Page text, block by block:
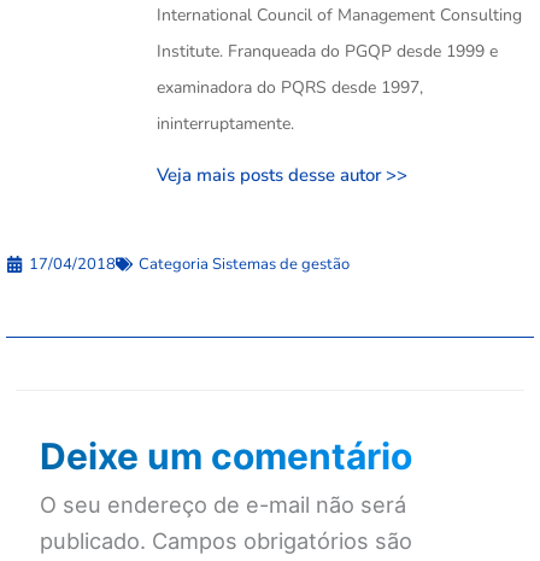
International Council of Management Consulting
Institute. Franqueada do PGQP desde 1999 e
examinadora do PQRS desde 1997,
ininterruptamente.
Veja mais posts desse autor >>
17/04/2018 Categoria Sistemas de gestão
Deixe um comentário
O seu endereço de e-mail não será
publicado. Campos obrigatórios são